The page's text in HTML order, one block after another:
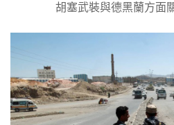
胡塞武裝與德黑蘭方面